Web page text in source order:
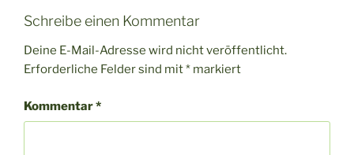
Schreibe einen Kommentar
Deine E-Mail-Adresse wird nicht veröffentlicht.
Erforderliche Felder sind mit* markiert
Kommentar*